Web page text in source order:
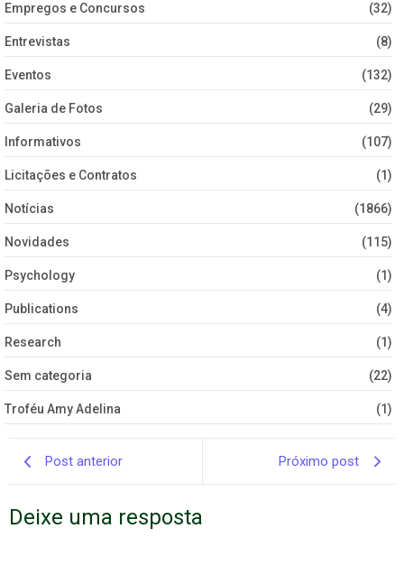
Empregos e Concursos (32)
Entrevistas (8)
Eventos (132)
Galeria de Fotos (29)
Informativos (107)
Licitações e Contratos (1)
Notícias (1866)
Novidades (115)
Psychology (1)
Publications (4)
Research (1)
Sem categoria (22)
Troféu Amy Adelina (1)
Post anterior Próximo post
Deixe uma resposta